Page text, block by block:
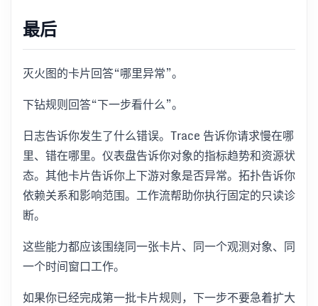
最后
灭火图的卡片回答“哪里异常”。
下钻规则回答“下一步看什么”。
日志告诉你发生了什么错误。Trace 告诉你请求慢在哪
里、错在哪里。仪表盘告诉你对象的指标趋势和资源状
态。其他卡片告诉你上下游对象是否异常。拓扑告诉你
依赖关系和影响范围。工作流帮助你执行固定的只读诊
断。
这些能力都应该围绕同一张卡片、同一个观测对象、同
一个时间窗口工作。
如果你已经完成第一批卡片规则，下一步不要急着扩大